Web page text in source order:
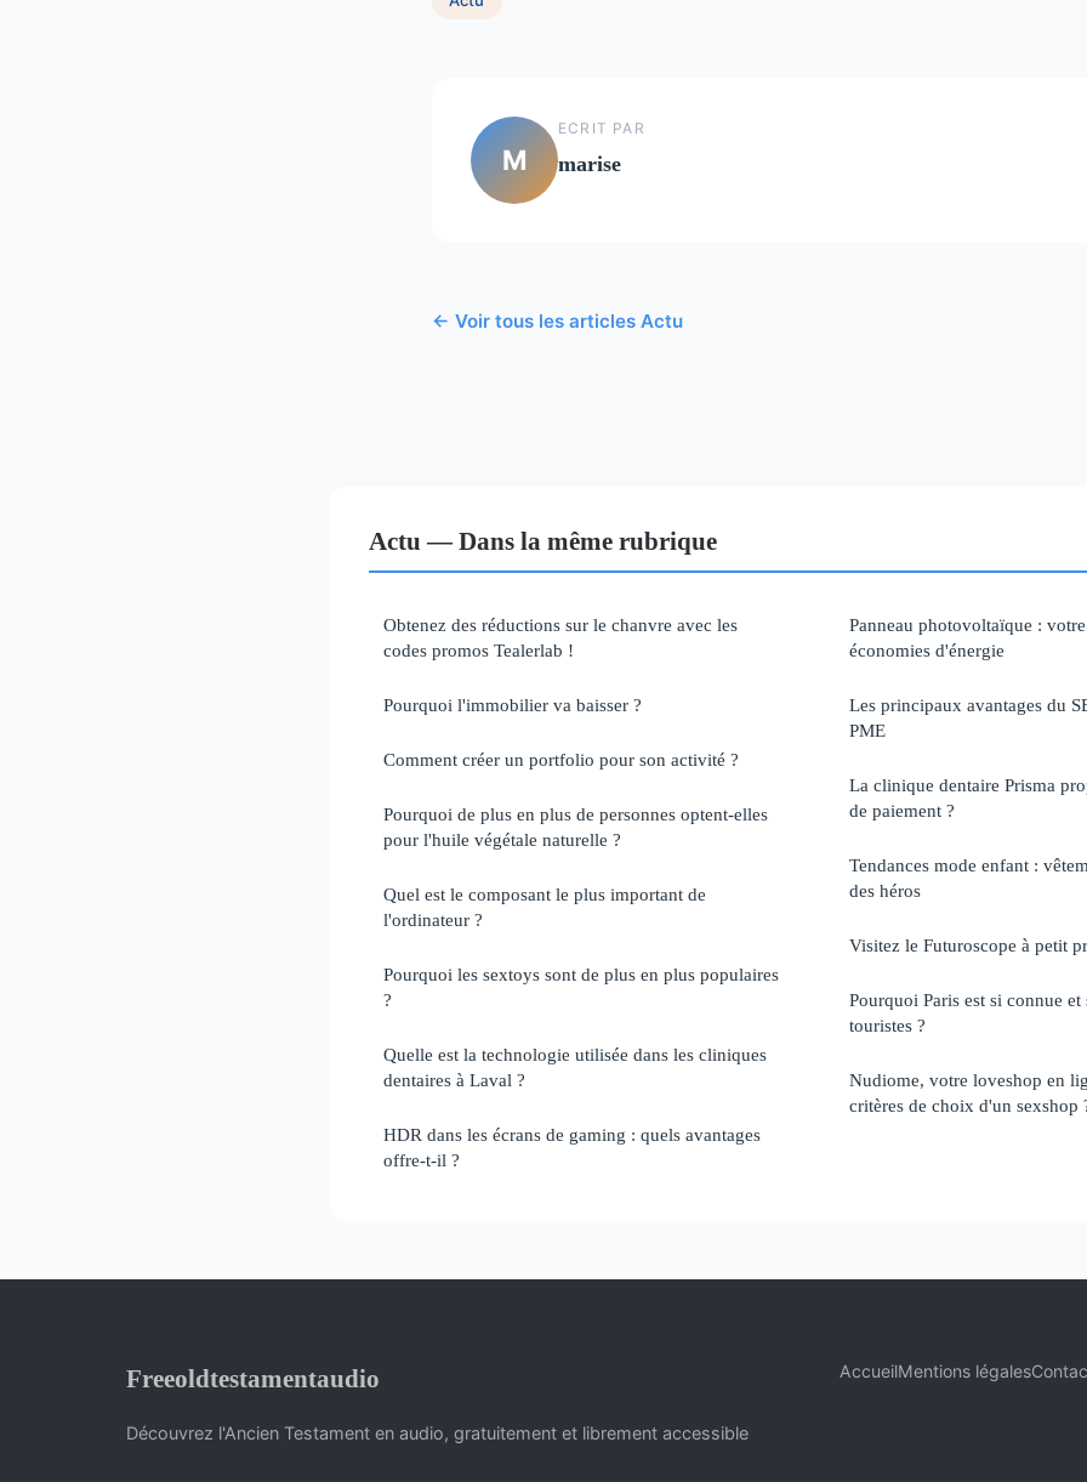
M
ECRIT PAR
marise
← Voir tous les articles Actu
Actu — Dans la même rubrique
Obtenez des réductions sur le chanvre avec les
codes promos Tealerlab !
Pourquoi l'immobilier va baisser ?
Comment créer un portfolio pour son activité ?
Pourquoi de plus en plus de personnes optent-elles
pour l'huile végétale naturelle ?
Quel est le composant le plus important de
l'ordinateur ?
Pourquoi les sextoys sont de plus en plus populaires
?
Quelle est la technologie utilisée dans les cliniques
dentaires à Laval ?
HDR dans les écrans de gaming : quels avantages
offre-t-il ?
Panneau photovoltaïque :
économies d'énergie
Les principaux avantages du
PME
La clinique dentaire Prisma
de paiement ?
Tendances mode enfant :
des héros
Visitez le Futuroscope à petit
Pourquoi Paris est si connue
touristes ?
Nudiome, votre loveshop en
critères de choix d'un sexshop
Freeoldtestamentaudio
Découvrez l'Ancien Testament en audio, gratuitement et librement accessible
AccueilMentions légales